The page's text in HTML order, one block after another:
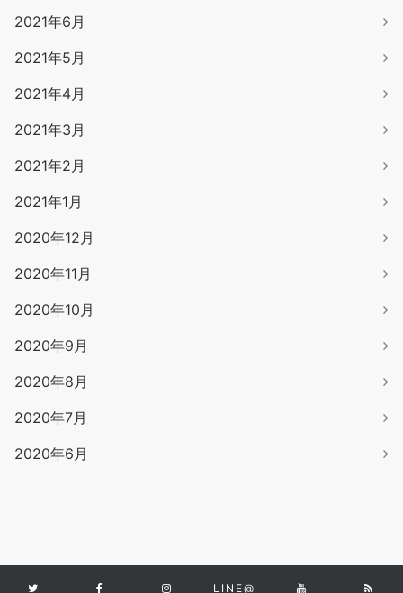
2021年6月
2021年5月
2021年4月
2021年3月
2021年2月
2021年1月
2020年12月
2020年11月
2020年10月
2020年9月
2020年8月
2020年7月
2020年6月
LINE@